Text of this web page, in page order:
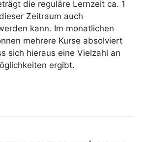
die reguläre Lernzeit ca. 1
Zeitraum auch
kann. Im monatlichen
mehrere Kurse absolviert
sich hieraus eine Vielzahl an
ergibt.